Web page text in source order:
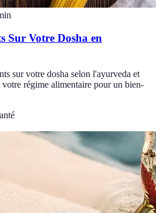
Sur Votre Dosha en
sur votre dosha selon l'ayurveda et
votre régime alimentaire pour un bien-